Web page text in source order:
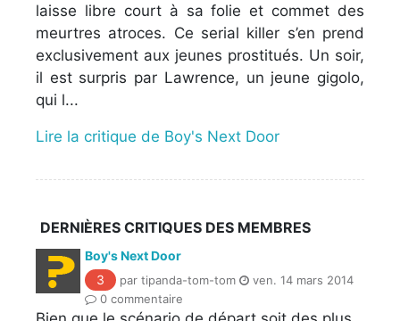
laisse libre court à sa folie et commet des
meurtres atroces. Ce serial killer s’en prend
exclusivement aux jeunes prostitués. Un soir,
il est surpris par Lawrence, un jeune gigolo,
qui l...
Lire la critique de Boy's Next Door
DERNIÈRES CRITIQUES DES MEMBRES
Boy's Next Door
3
par tipanda-tom-tom
ven. 14 mars 2014
0 commentaire